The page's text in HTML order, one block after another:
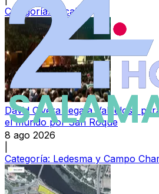
Categoría:
Local
David Civera llega a Valdelosa
el mundo por San Roque
8 ago 2026
Categoría: Ledesma y Campo